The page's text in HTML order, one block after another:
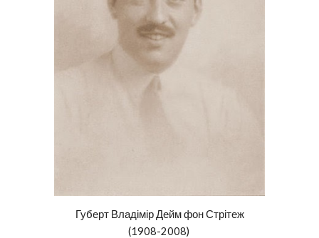
Губерт Владімір Деймфон Стрітеж
(1908-2008)